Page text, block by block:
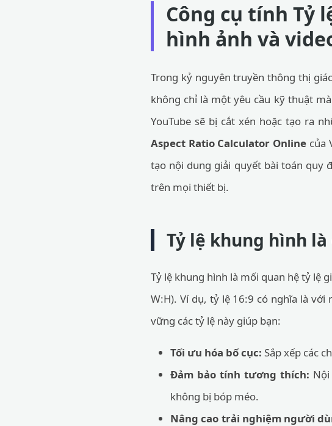
Công cụ tính Tỷ
hình ảnh và
Trong kỷ nguyên truyền thông thị
không chỉ là một yêu cầu kỹ thuật
YouTube sẽ bị cắt xén hoặc tạo ra
Aspect Ratio Calculator Online của
tạo nội dung giải quyết bài toán quy
trên mọi thiết bị.
Tỷ lệ khung hình
Tỷ lệ khung hình là mối quan hệ tỷ lệ
W:H). Ví dụ, tỷ lệ 16:9 có nghĩa là
vững các tỷ lệ này giúp bạn:
Tối ưu hóa bố cục: Sắp xếp các
Đảm bảo tính tương thích:
không bị bóp méo.
Nâng cao trải nghiệm người